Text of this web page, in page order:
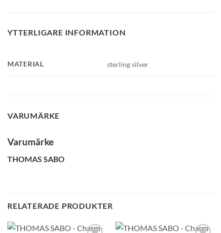
YTTERLIGARE INFORMATION
MATERIAL sterling silver
VARUMÄRKE
Varumärke
THOMAS SABO
RELATERADE PRODUKTER